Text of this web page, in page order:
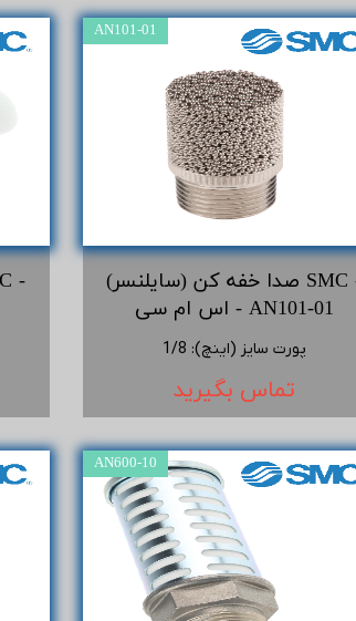
صدا خفه کن (سایلنسر) SMC -
اس ام سی - AN101-01
پورت سایز (اینچ):
1/8
تماس بگیرید
AN101-01
AN600-10